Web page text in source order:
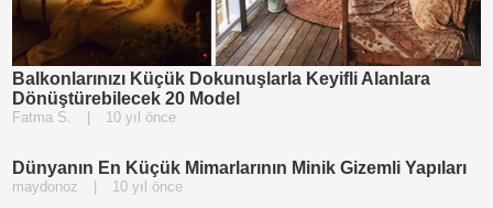
Balkonlarınızı Küçük Dokunuşlarla Keyifli Alanlara
Dönüştürebilecek 20 Model
Fatma S. 10 yıl önce
Dünyanın En Küçük Mimarlarının Minik Gizemli Yapıları
maydonoz 10 yıl önce